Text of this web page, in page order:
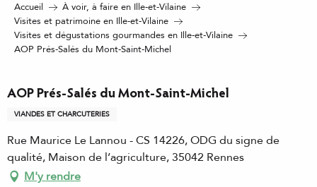
Accueil
À voir, à faire en Ille-et-Vilaine
Visites et patrimoine en Ille-et-Vilaine
Visites et dégustations gourmandes en Ille-et-Vilaine
AOP Prés-Salés du Mont-Saint-Michel
AOP Prés-Salés du Mont-Saint-Michel
VIANDES ET CHARCUTERIES
Rue Maurice Le Lannou - CS 14226, ODG du signe de
qualité, Maison de l’agriculture, 35042 Rennes
M'y rendre